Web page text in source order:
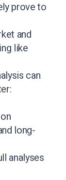
prove to
and
like
can
long-
analyses